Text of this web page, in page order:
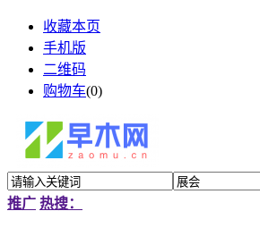
收藏本页
手机版
二维码
购物车(0)
推广 热搜：